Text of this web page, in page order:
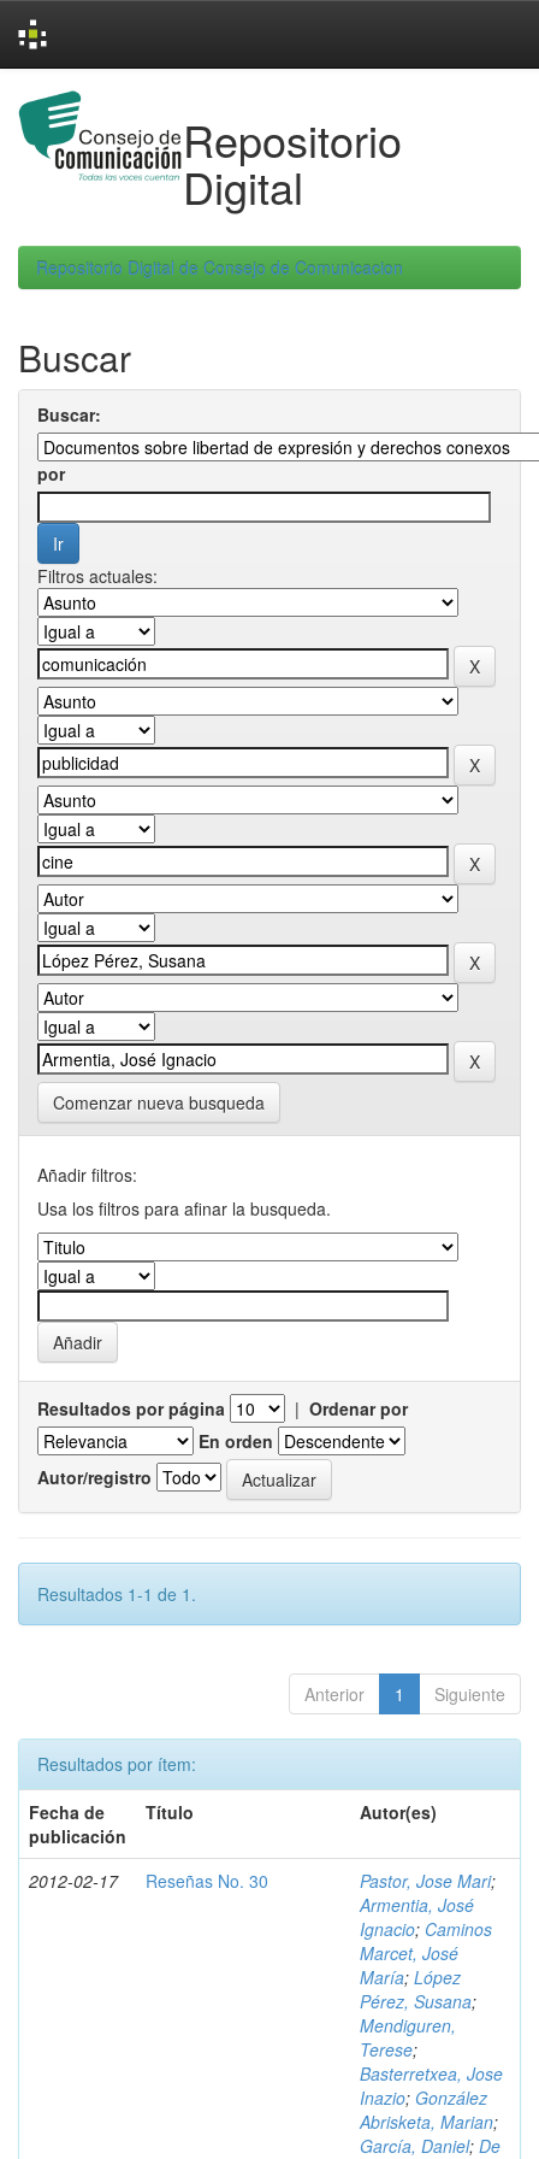
navigation
Repositorio
Digital
Repositorio Digital de Consejo de Comunicacion
Buscar
Buscar:
por
Filtros actuales:
Comenzar nueva busqueda
Añadir filtros:
Usa los filtros para afinar la busqueda.
Resultados por página | Ordenar por
En orden
Autor/registro
Resultados 1-1 de 1.
Anterior 1 Siguiente
Resultados por ítem:
Fecha de
publicación
Título Autor(es)
2012-02-17 Reseñas No. 30 Pastor, Jose Mari;
Armentia, José
Ignacio; Caminos
Marcet, José
María; López
Pérez, Susana;
Mendiguren,
Terese;
Basterretxea, Jose
Inazio; González
Abrisketa, Marian;
García, Daniel; De